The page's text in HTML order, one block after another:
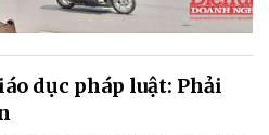
dục pháp luật: Phải